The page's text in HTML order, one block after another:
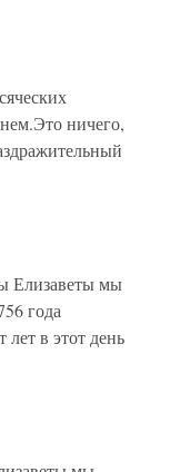
ничего,
Елизаветы мы
года
лет в этот день